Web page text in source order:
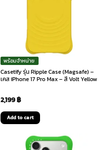
พร้อมจำหน่าย
Casetify รุ่น Ripple Case (Magsafe) –
เคส iPhone 17 Pro Max – สี Volt Yellow
2,199฿
Add to cart